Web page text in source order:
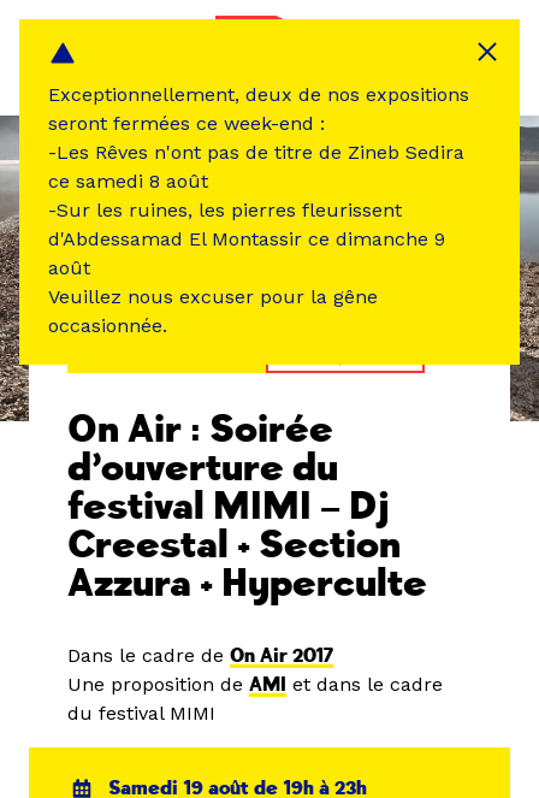
On Air : Soirée
d’ouverture du
festival MIMI – Dj
Creestal + Section
Azzura + Hyperculte
Dans le cadre de On Air 2017
Une proposition de AMI et dans le cadre
du festival MIMI
Samedi 19 août de 19h à 23h
Exceptionnellement, deux de nos expositions
seront fermées ce week-end :
-Les Rêves n'ont pas de titre de Zineb Sedira
ce samedi 8 août
-Sur les ruines, les pierres fleurissent
d'Abdessamad El Montassir ce dimanche 9
août
Veuillez nous excuser pour la gêne
occasionnée.
Panneau de gestion des cookies